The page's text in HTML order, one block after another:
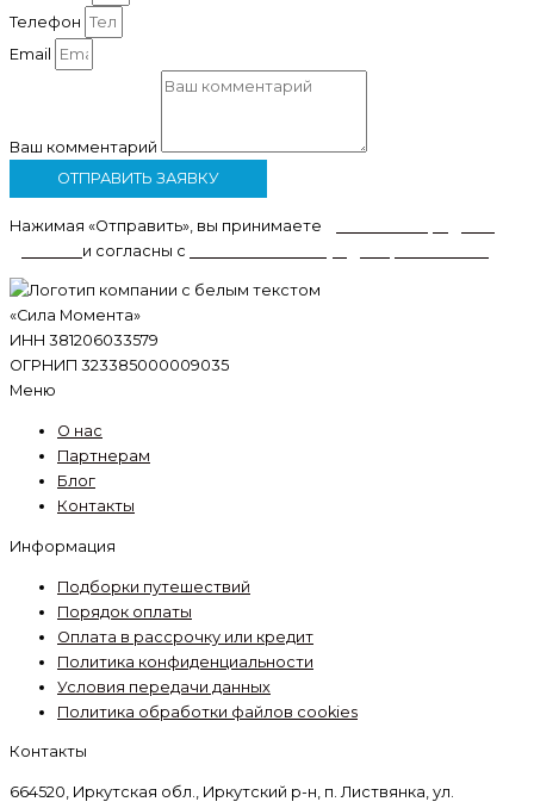
Телефон
Email
Ваш комментарий
ОТПРАВИТЬ ЗАЯВКУ
Нажимая «Отправить», вы принимаете
и согласны с
«Сила Момента»
ИНН 381206033579
ОГРНИП 323385000009035
Меню
О нас
Партнерам
Блог
Контакты
Информация
Подборки путешествий
Порядок оплаты
Оплата в рассрочку или кредит
Политика конфиденциальности
Условия передачи данных
Политика обработки файлов cookies
Контакты
664520, Иркутская обл., Иркутский р-н, п. Листвянка, ул.